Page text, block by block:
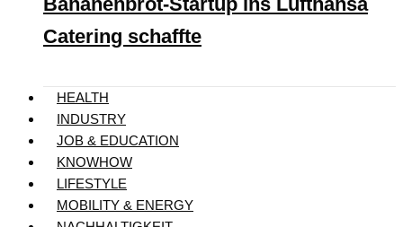
Catering schaffte
HEALTH
INDUSTRY
JOB & EDUCATION
KNOWHOW
LIFESTYLE
MOBILITY & ENERGY